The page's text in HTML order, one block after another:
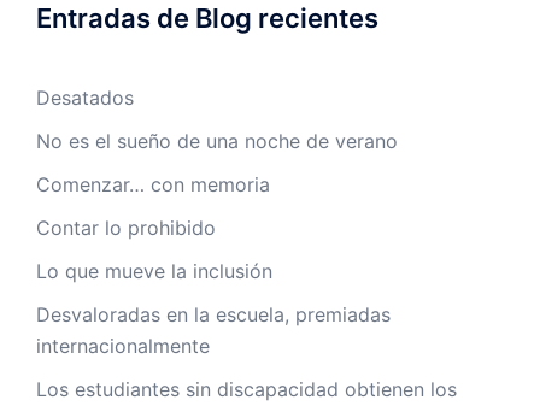
Entradas de Blog recientes
Desatados
No es el sueño de una noche de verano
Comenzar… con memoria
Contar lo prohibido
Lo que mueve la inclusión
Desvaloradas en la escuela, premiadas
internacionalmente
Los estudiantes sin discapacidad obtienen los